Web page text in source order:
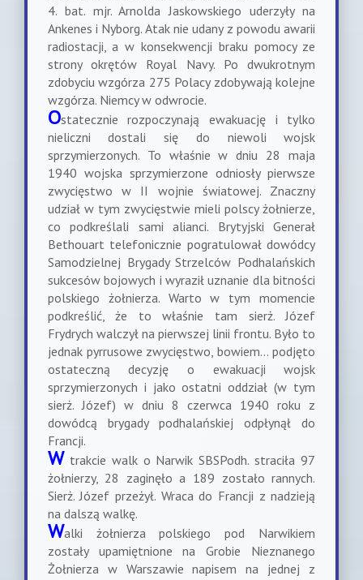
4. bat. mjr. Arnolda Jaskowskiego uderzyły na
Ankenes i Nyborg. Atak nie udany z powodu awarii
radiostacji, a w konsekwencji braku pomocy ze
strony okrętów Royal Navy. Po dwukrotnym
zdobyciu wzgórza 275 Polacy zdobywają kolejne
wzgórza. Niemcy w odwrocie.
Ostatecznie rozpoczynają ewakuację i tylko
nieliczni dostali się do niewoli wojsk
sprzymierzonych. To właśnie w dniu 28 maja
1940 wojska sprzymierzone odniosły pierwsze
zwycięstwo w II wojnie światowej. Znaczny
udział w tym zwycięstwie mieli polscy żołnierze,
co podkreślali sami alianci. Brytyjski Generał
Bethouart telefonicznie pogratulował dowódcy
Samodzielnej Brygady Strzelców Podhalańskich
sukcesów bojowych i wyraził uznanie dla bitności
polskiego żołnierza. Warto w tym momencie
podkreślić, że to właśnie tam sierż. Józef
Frydrych walczył na pierwszej linii frontu. Było to
jednak pyrrusowe zwycięstwo, bowiem… podjęto
ostateczną decyzję o ewakuacji wojsk
sprzymierzonych i jako ostatni oddział (w tym
sierż. Józef) w dniu 8 czerwca 1940 roku z
dowódcą brygady podhalańskiej odpłynął do
Francji.
Wtrakcie walk o Narwik SBSPodh. straciła 97
żołnierzy, 28 zaginęło a 189 zostało rannych.
Sierż. Józef przeżył. Wraca do Francji z nadzieją
na dalszą walkę.
Walki żołnierza polskiego pod Narwikiem
zostały upamiętnione na Grobie Nieznanego
Żołnierza w Warszawie napisem na jednej z